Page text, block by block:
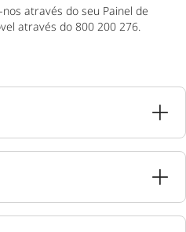
através do seu Painel de
através do 800 200 276.